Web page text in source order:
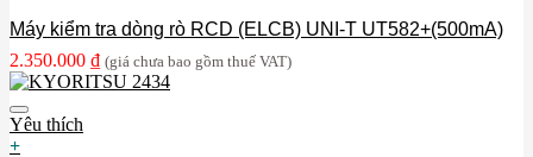
Máy kiểm tra dòng rò RCD (ELCB) UNI-T UT582+(500mA)
2.350.000 ₫ (giá chưa bao gồm thuế VAT)
Yêu thích
+